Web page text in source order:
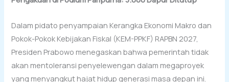
Dalam pidato penyampaian Kerangka Ekonomi Makro dan
Pokok-Pokok Kebijakan Fiskal (KEM-PPKF) RAPBN 2027,
Presiden Prabowo menegaskan bahwa pemerintah tidak
akan mentoleransi penyelewengan dalam megaproyek
yang menyangkut hajat hidup generasi masa depan ini.